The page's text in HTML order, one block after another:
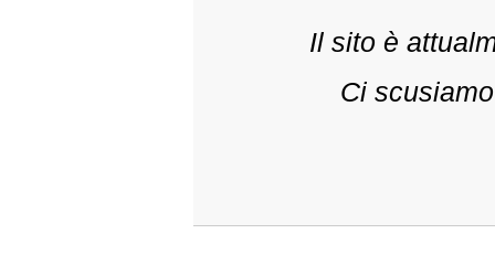
Il sito è
Ci